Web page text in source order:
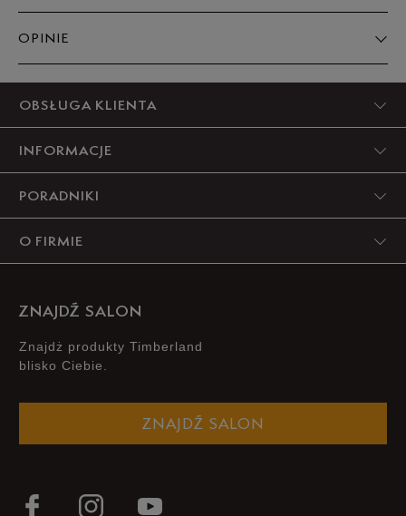
OPINIE
5
4
3
2
Wąski
OBSŁUGA KLIENTA
INFORMACJE
PORADNIKI
O FIRMIE
ZNAJDŹ SALON
Znajdż produkty Timberland
blisko Ciebie.
ZNAJDŹ SALON